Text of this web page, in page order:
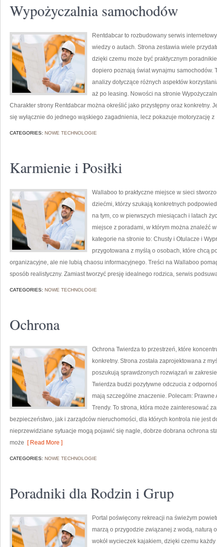
Wypożyczalnia samochodów
Rentdabcar to rozbudowany serwis
wiedzy o autach. Strona zestawia wiele
dzięki czemu może być praktycznym
dopiero poznają świat wynajmu samochodów.
analizy dotyczące różnych aspektów
aż po leasing. Nowości na stronie
Charakter strony Rentdabcar można określić jako przystępny oraz konkretny.
się wyłącznie do jednego wąskiego zagadnienia, lecz pokazuje motoryzację z
CATEGORIES: NOWE TECHNOLOGIE
Karmienie i Posiłki
Wallaboo to praktyczne miejsce w sieci
dziećmi, którzy szukają konkretnych
na tym, co w pierwszych miesiącach i latach
miejsce z poradami, w którym można znaleźć
kategorie na stronie to: Chusty i Otulacze i
przygotowana z myślą o osobach, które chcą
organizacyjne, ale nie lubią chaosu informacyjnego. Treści na Wallaboo
sposób realistyczny. Zamiast tworzyć presję idealnego rodzica, serwis
CATEGORIES: NOWE TECHNOLOGIE
Ochrona
Ochrona Twierdza to przestrzeń, które
konkretny. Strona została zaprojektowana z
poszukują sprawdzonych rozwiązań w
Twierdza budzi pozytywne odczucia z
mają szczególne znaczenie. Polecam:
Trendy. To strona, która może zainteresować
bezpieczeństwo, jak i zarządców nieruchomości, dla których kontrola nie jest
nieprzewidziane sytuacje mogą pojawić się nagle, dobrze dobrana ochrona
może [ Read More ]
CATEGORIES: NOWE TECHNOLOGIE
Poradniki dla Rodzin i Grup
Portal poświęcony rekreacji na świeżym
marzą o przygodzie związanej z wodą, naturą
wokół wycieczek kajakiem, dzięki czemu